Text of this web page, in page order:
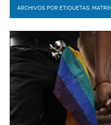
LERDO
DEPORTES
EXA
EL EXACTO
EXA INFORMA
CONTEXTOS
TRAYECTO LAGUNA
DIÁLOGOS CON LA
TWEETS AND BEATS
COLABORADORES
ACTUALIDADES GREM
ARCHIVOS POR ETIQUETAS: